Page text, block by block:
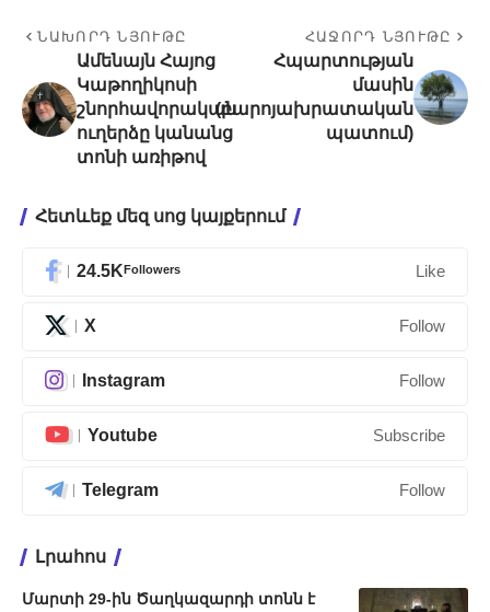
ՆԱԽՈՐԴ ՆՅՈՒԹԸ
Ամենայն Հայոց
Կաթողիկոսի
շնորհավորական
ուղերձը կանանց
տոնի առիթով
ՀԱՋՈՐԴ ՆՅՈՒԹԸ
Հպարտության
մասին
(բարոյախրատական
պատում)
Հետևեք մեզ սոց կայքերում
24.5KFollowers Like
X Follow
Instagram Follow
Youtube Subscribe
Telegram Follow
Լրահոս
Մարտի 29-ին Ծաղկազարդի տոնն է